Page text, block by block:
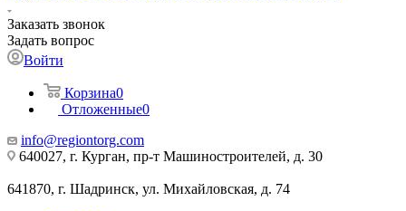
Заказать звонок
Задать вопрос
Войти
Корзина0
Отложенные0
info@regiontorg.com
640027, г. Курган, пр-т Машиностроителей, д. 30
641870, г. Шадринск, ул. Михайловская, д. 74